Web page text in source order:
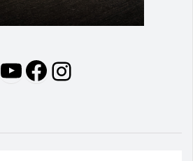
YouTube
Facebook
Instagram